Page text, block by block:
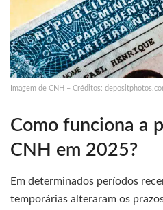
Imagem de CNH – Créditos:
Como funciona a
CNH em 2025?
Em determinados períodos
temporárias alteraram os